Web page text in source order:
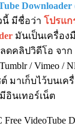
นี้ มีชื่อว่า โปรแก
มันเป็นเครื่อ
คลิปวิดีโอ จาก
/ Vimeo /
ต์ มาเก็บไว้บนเ
อินเทอร์เน็ต
VideoTube